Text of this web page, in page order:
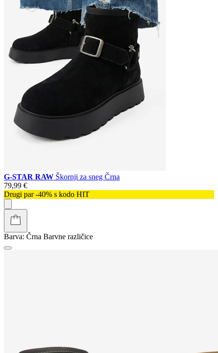
G-STAR RAW Škornji za sneg Črna
79,99 €
Drugi par -40% s kodo HIT
Barva: Črna Barvne različice